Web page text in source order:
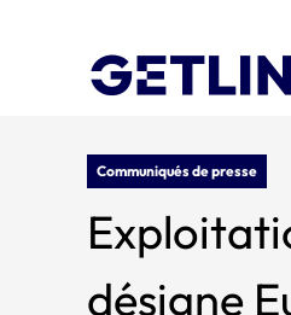
Communiqués de presse
désigne